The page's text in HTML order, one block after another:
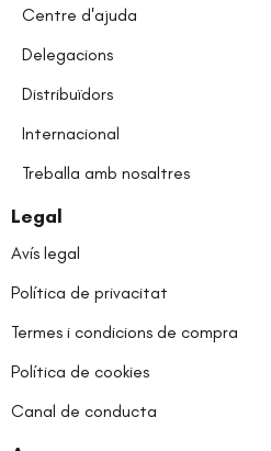
Centre d'ajuda
Delegacions
Distribuïdors
Internacional
Treballa amb nosaltres
Legal
Avís legal
Política de privacitat
Termes i condicions de compra
Política de cookies
Canal de conducta